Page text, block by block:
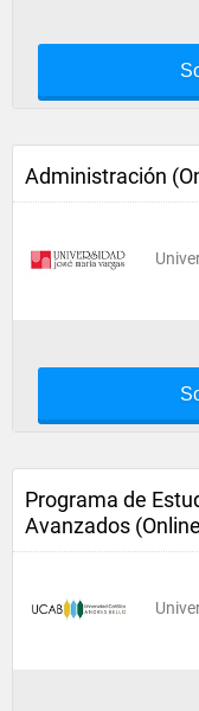
Administración
Programa de
Avanzados